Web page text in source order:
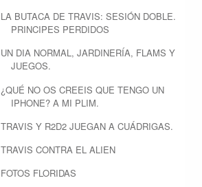
LA BUTACA DE TRAVIS: SESIÓN DOBLE.
PRINCIPES PERDIDOS
UN DIA NORMAL, JARDINERÍA, FLAMS Y
JUEGOS.
¿QUÉ NO OS CREEIS QUE TENGO UN
IPHONE? A MI PLIM.
TRAVIS Y R2D2 JUEGAN A CUÁDRIGAS.
TRAVIS CONTRA EL ALIEN
FOTOS FLORIDAS